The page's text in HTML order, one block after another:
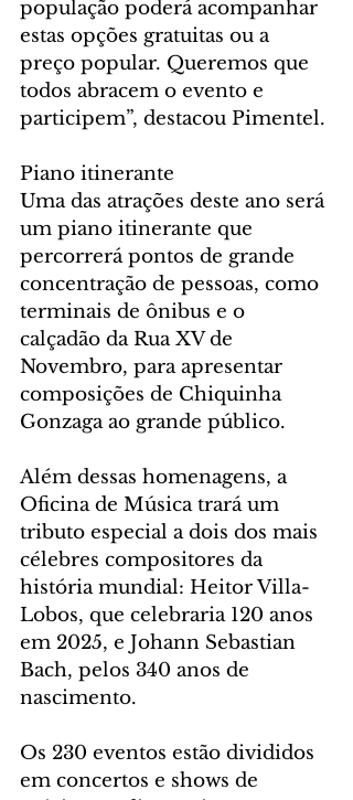
população poderá acompanhar
estas opções gratuitas ou a
preço popular. Queremos que
todos abracem o evento e
participem”, destacou Pimentel.
Piano itinerante
Uma das atrações deste ano será
um piano itinerante que
percorrerá pontos de grande
concentração de pessoas, como
terminais de ônibus e o
calçadão da Rua XV de
Novembro, para apresentar
composições de Chiquinha
Gonzaga ao grande público.
Além dessas homenagens, a
Oficina de Música trará um
tributo especial a dois dos mais
célebres compositores da
história mundial: Heitor Villa-
Lobos, que celebraria 120 anos
em 2025, e Johann Sebastian
Bach, pelos 340 anos de
nascimento.
Os 230 eventos estão divididos
em concertos e shows de